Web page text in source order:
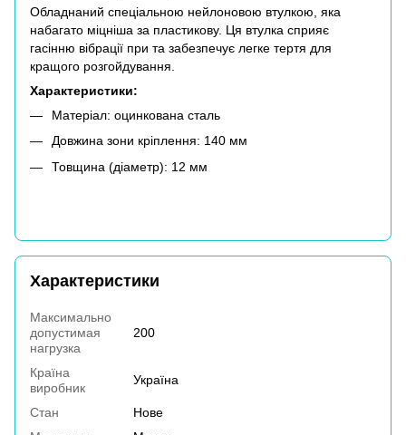
Обладнаний спеціальною нейлоновою втулкою, яка
набагато міцніша за пластикову. Ця втулка сприяє
гасінню вібрації при та забезпечує легке тертя для
кращого розгойдування.
Характеристики:
Матеріал: оцинкована сталь
Довжина зони кріплення: 140 мм
Товщина (діаметр): 12 мм
Характеристики
Максимально
допустимая
нагрузка
200
Країна
виробник
Україна
Стан
Нове